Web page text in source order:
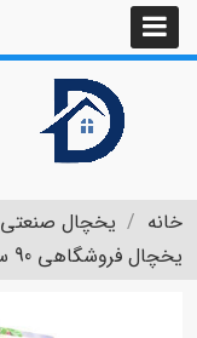
خانه یخچال صنعتی
یخچال فروشگاهی 90 سانتی